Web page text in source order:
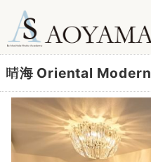
晴海 Oriental Modern